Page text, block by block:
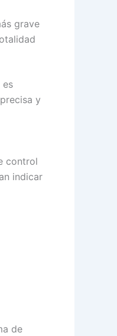
grave
es
y
control
indicar
de